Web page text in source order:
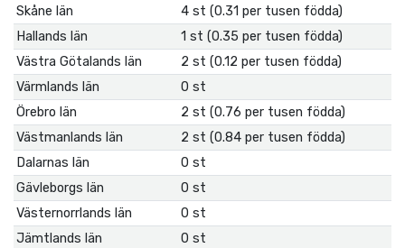
Skåne län
4 st (0.31 per tusen födda)
Hallands län
1 st (0.35 per tusen födda)
Västra Götalands län
2 st (0.12 per tusen födda)
Värmlands län
0 st
Örebro län
2 st (0.76 per tusen födda)
Västmanlands län
2 st (0.84 per tusen födda)
Dalarnas län
0 st
Gävleborgs län
0 st
Västernorrlands län
0 st
Jämtlands län
0 st